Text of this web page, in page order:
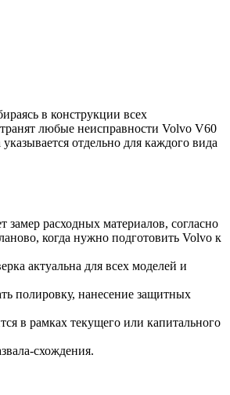
в конструкции всех
любые неисправности Volvo V60
отдельно для каждого вида
расходных материалов, согласно
когда нужно подготовить Volvo к
актуальна для всех моделей и
полировку, нанесение защитных
в рамках текущего или капитального
схождения.